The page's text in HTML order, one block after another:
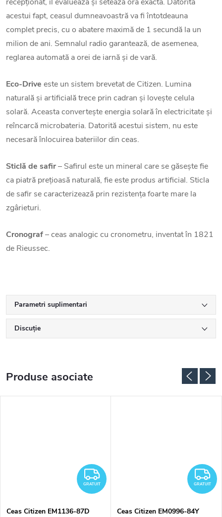
acestui fapt, ceasul dumneavoastră va fi întotdeauna
complet precis, cu o abatere maximă de 1 secundă la un
milion de ani. Semnalul radio garantează, de asemenea,
reglarea automată a orei de iarnă și de vară.
Eco-Drive este un sistem brevetat de Citizen. Lumina
naturală și artificială trece prin cadran și lovește celula
solară. Aceasta convertește energia solară în electricitate și
reîncarcă microbateria. Datorită acestui sistem, nu este
necesară înlocuirea bateriilor din ceas.
Sticlă de safir– Safirul este un mineral care se găsește fie
ca piatră prețioasă naturală, fie este produs artificial. Sticla
de safir se caracterizează prin rezistența foarte mare la
zgârieturi.
Cronograf– ceas analogic cu cronometru, inventat în 1821
de Rieussec.
Parametri suplimentari
Discuţie
Produse asociate
GRATUIT
GRATUIT
Ceas Citizen EM1136-87D
GRATUIT
Ceas Citizen EM0996-84Y